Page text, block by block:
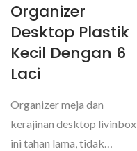
Organizer
Desktop Plastik
Kecil Dengan 6
Laci
Organizer meja dan
kerajinan desktop livinbox
ini tahan lama, tidak